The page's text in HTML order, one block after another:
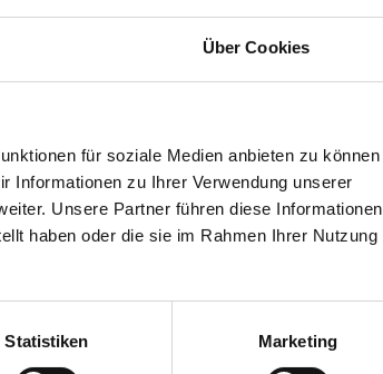
Über Cookies
für soziale Medien anbieten zu können
Informationen zu Ihrer Verwendung unserer
Unsere Partner führen diese Informationen
haben oder die sie im Rahmen Ihrer Nutzung
Statistiken Marketing